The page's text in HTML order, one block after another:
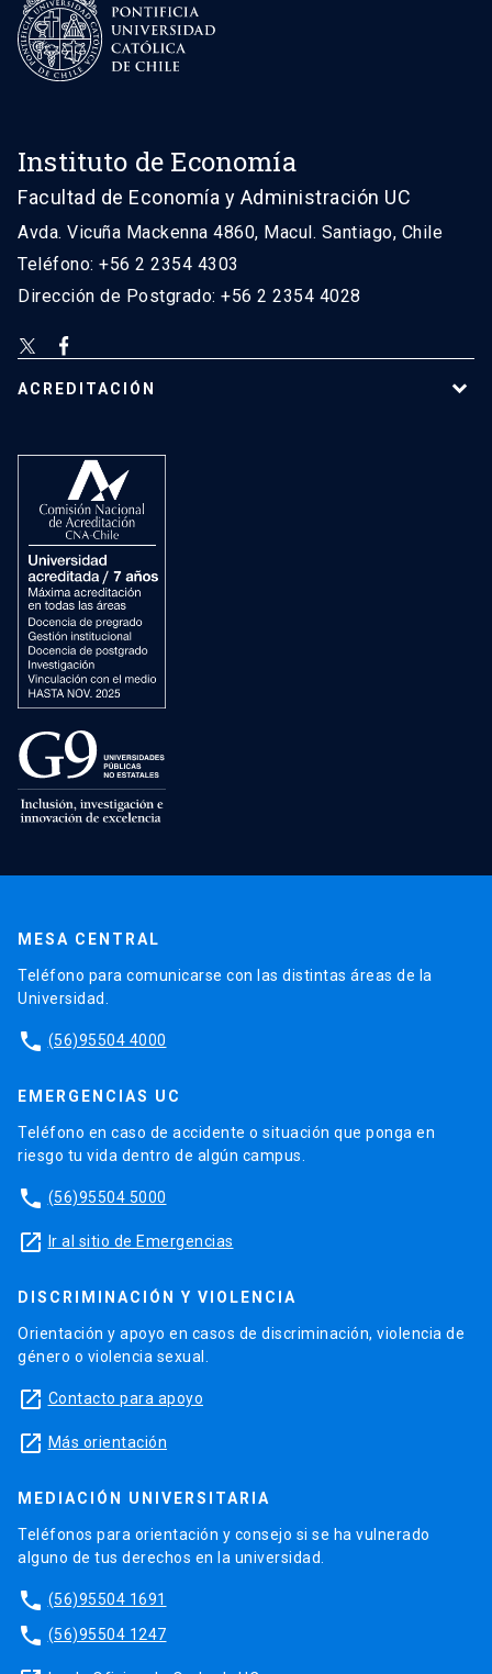
Instituto de Economía
Facultad de Economía y Administración UC
Avda. Vicuña Mackenna 4860, Macul. Santiago, Chile
Teléfono: +56 2 2354 4303
Dirección de Postgrado: +56 2 2354 4028
ACREDITACIÓN
MESA CENTRAL
Teléfono para comunicarse con las distintas áreas de la
Universidad.
phone (56)95504 4000
EMERGENCIAS UC
Teléfono en caso de accidente o situación que ponga en
riesgo tu vida dentro de algún campus.
phone (56)95504 5000
launch Ir al sitio de Emergencias
DISCRIMINACIÓN Y VIOLENCIA
Orientación y apoyo en casos de discriminación, violencia de
género o violencia sexual.
launch Contacto para apoyo
launch Más orientación
MEDIACIÓN UNIVERSITARIA
Teléfonos para orientación y consejo si se ha vulnerado
alguno de tus derechos en la universidad.
phone (56)95504 1691
phone (56)95504 1247